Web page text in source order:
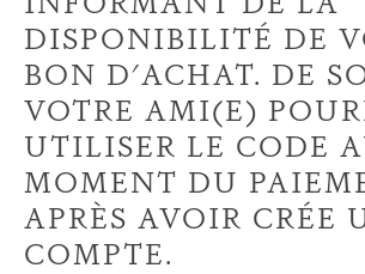
DISPONIBILITÉ DE
BON D'ACHAT. DE
VOTRE AMI(E)
UTILISER LE CODE
MOMENT DU
APRÈS AVOIR CRÉE
COMPTE.